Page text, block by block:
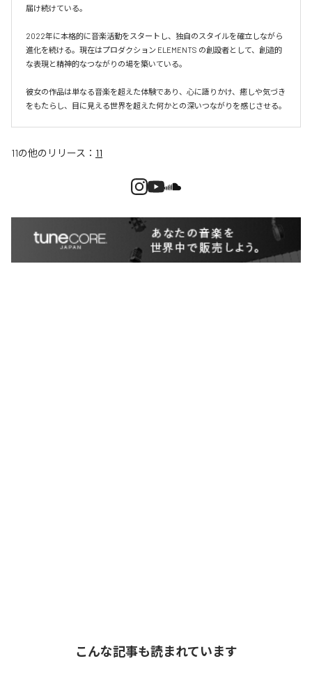
届け続けている。
2022年に本格的に音楽活動をスタートし、独自のスタイルを確立しながら
進化を続ける。現在はプロダクション ELEMENTS の創設者として、創造的
な表現と精神的なつながりの場を築いている。
彼女の作品は単なる音楽を超えた体験であり、心に語りかけ、癒しや気づき
をもたらし、目に見える世界を超えた何かとの深いつながりを感じさせる。
11の他のリリース： 11
こんな記事も読まれています